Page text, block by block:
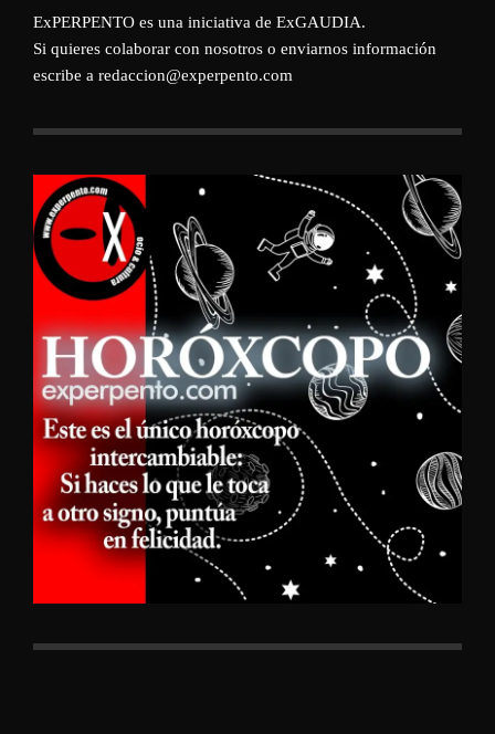
ExPERPENTO es una iniciativa de ExGAUDIA.
Si quieres colaborar con nosotros o enviarnos información
escribe a redaccion@experpento.com